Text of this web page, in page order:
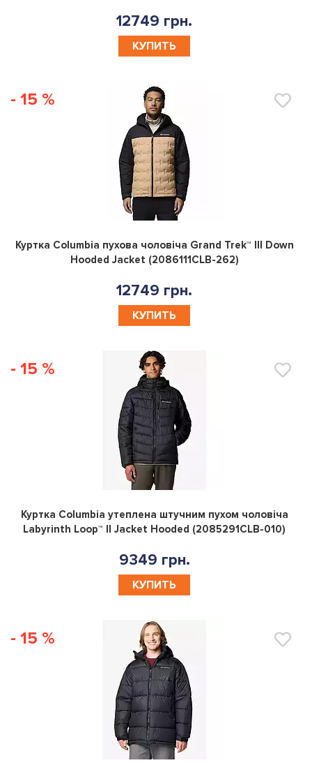
12749 грн.
КУПИТЬ
- 15 %
0
Куртка Columbia пухова чоловіча Grand Trek™ III Down
Hooded Jacket (2086111CLB-262)
12749 грн.
КУПИТЬ
- 15 %
0
Куртка Columbia утеплена штучним пухом чоловіча
Labyrinth Loop™ II Jacket Hooded (2085291CLB-010)
9349 грн.
КУПИТЬ
- 15 %